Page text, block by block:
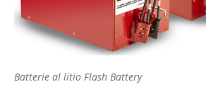
Batterie al litio Flash Battery